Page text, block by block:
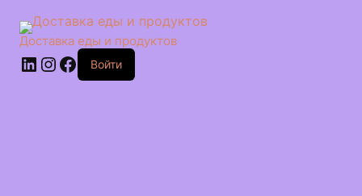
сутиДоставка еды и продуктов
LinkedIn
Instagram
Facebook
Войти